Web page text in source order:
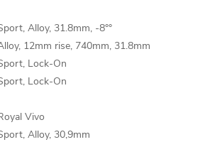
Alloy, 31.8mm, -8°°
12mm rise, 740mm, 31.8mm
Lock-On
Lock-On
Vivo
Alloy, 30,9mm